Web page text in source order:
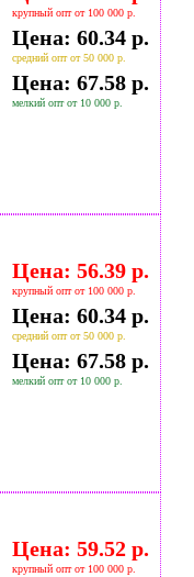
крупный опт от 100 000 р.
Цена: 60.34 р.
средний опт от 50 000 р.
Цена: 67.58 р.
мелкий опт от 10 000 р.
Цена: 56.39 р.
крупный опт от 100 000 р.
Цена: 60.34 р.
средний опт от 50 000 р.
Цена: 67.58 р.
мелкий опт от 10 000 р.
Цена: 59.52 р.
крупный опт от 100 000 р.